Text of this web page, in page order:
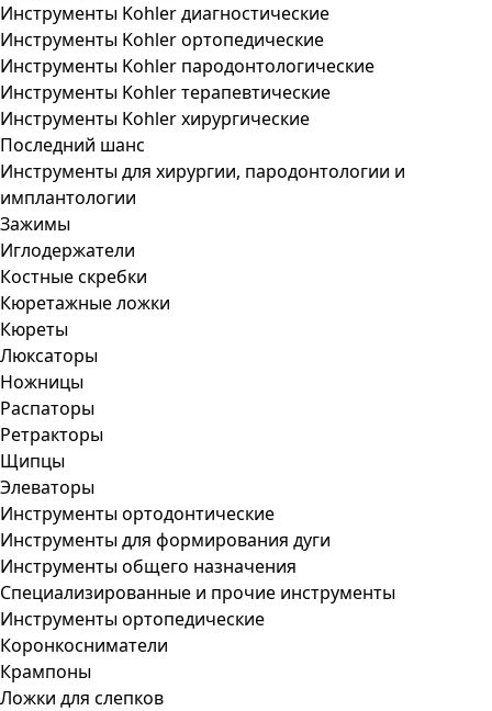
Инструменты Kohler диагностические
Инструменты Kohler ортопедические
Инструменты Kohler пародонтологические
Инструменты Kohler терапевтические
Инструменты Kohler хирургические
Последний шанс
Инструменты для хирургии, пародонтологии и
имплантологии
Зажимы
Иглодержатели
Костные скребки
Кюретажные ложки
Кюреты
Люксаторы
Ножницы
Распаторы
Ретракторы
Щипцы
Элеваторы
Инструменты ортодонтические
Инструменты для формирования дуги
Инструменты общего назначения
Специализированные и прочие инструменты
Инструменты ортопедические
Коронкосниматели
Крампоны
Ложки для слепков